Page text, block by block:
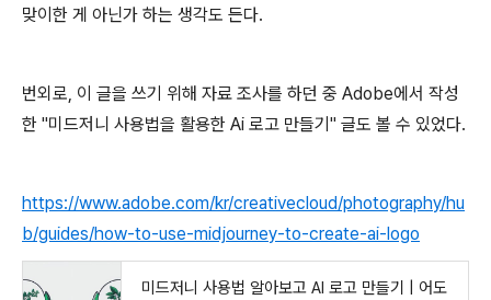
맞이한 게 아닌가 하는 생각도 든다.
번외로, 이 글을 쓰기 위해 자료 조사를 하던 중 Adobe에서 작성
한 "미드저니 사용법을 활용한 Ai 로고 만들기" 글도 볼 수 있었다.
https://www.adobe.com/kr/creativecloud/photography/hu
b/guides/how-to-use-midjourney-to-create-ai-logo
미드저니 사용법 알아보고 AI 로고 만들기 | 어도